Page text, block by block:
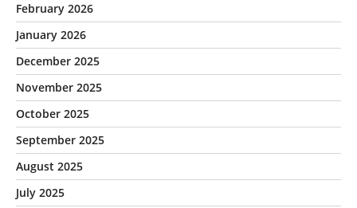
February 2026
January 2026
December 2025
November 2025
October 2025
September 2025
August 2025
July 2025